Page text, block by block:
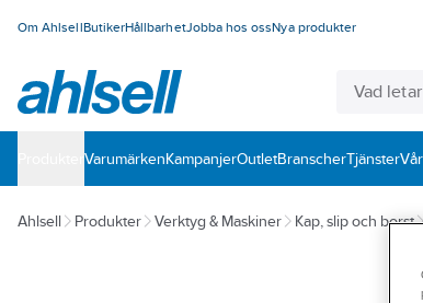
Om AhlsellButikerHållbarhetJobba hos ossNya produkter
VarumärkenKampanjerOutletBranscherTjänster
Ahlsell Produkter Verktyg & Maskiner Kap, slip och borst